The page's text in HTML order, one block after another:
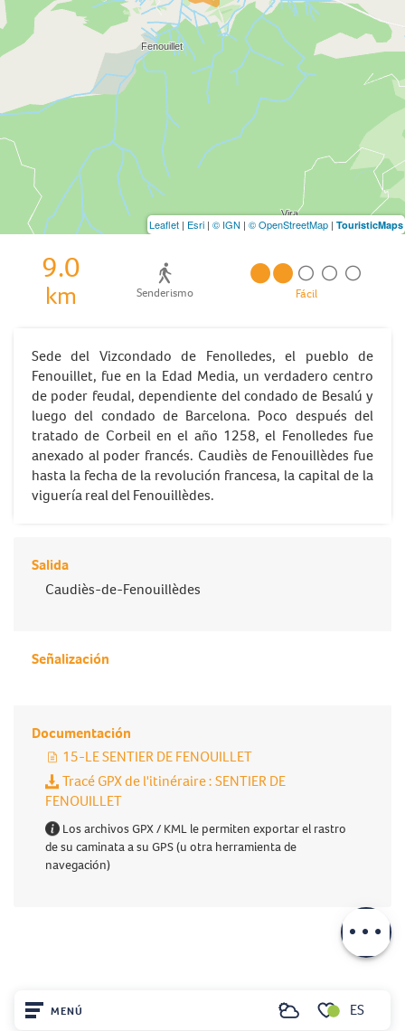
MENÚ Buscar ES
9.0
km Senderismo Fácil
Sede del Vizcondado de Fenolledes, el pueblo de
Fenouillet, fue en la Edad Media, un verdadero centro
de poder feudal, dependiente del condado de Besalú y
luego del condado de Barcelona. Poco después del
tratado de Corbeil en el año 1258, el Fenolledes fue
anexado al poder francés. Caudiès de Fenouillèdes fue
hasta la fecha de la revolución francesa, la capital de la
viguería real del Fenouillèdes.
Salida
Caudiès-de-Fenouillèdes
Señalización
Documentación
15-LE SENTIER DE FENOUILLET
Tracé GPX de l'itinéraire : SENTIER DE
FENOUILLET
Los archivos GPX / KML le permiten exportar el rastro
de su caminata a su GPS (u otra herramienta de
navegación)
Leaflet | Esri | © IGN | © OpenStreetMap | TouristicMaps